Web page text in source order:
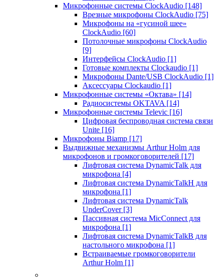
Микрофонные системы ClockAudio [148]
Врезные микрофоны ClockAudio [75]
Микрофоны на «гусиной шее»
ClockAudio [60]
Потолочные микрофоны ClockAudio
[9]
Интерфейсы ClockAudio [1]
Готовые комплекты Clockaudio [1]
Микрофоны Dante/USB ClockAudio [1]
Аксессуары Clockaudio [1]
Микрофонные системы «Октава» [14]
Радиосистемы OKTAVA [14]
Микрофонные системы Televic [16]
Цифровая беспроводная система связи
Unite [16]
Микрофоны Biamp [17]
Выдвижные механизмы Arthur Holm для
микрофонов и громкоговорителей [17]
Лифтовая система DynamicTalk для
микрофона [4]
Лифтовая система DynamicTalkH для
микрофона [1]
Лифтовая система DynamicTalk
UnderCover [3]
Пассивная система MicConnect для
микрофона [1]
Лифтовая система DynamicTalkB для
настольного микрофона [1]
Встраиваемые громкоговорители
Arthur Holm [1]